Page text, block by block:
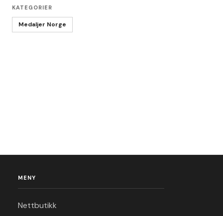
KATEGORIER
Medaljer Norge
MENY
Nettbutikk